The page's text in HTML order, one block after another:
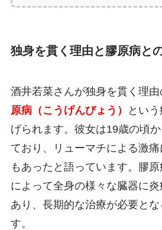
独身を貫く理由と膠原病と
酒井若菜さんが独身を貫く理由
原病（こうげんびょう）
とい
げられます。彼女は19歳の頃
ており、リューマチによる激
もあったと語っています。膠
によって全身の様々な臓器に
あり、長期的な治療が必要と
す。